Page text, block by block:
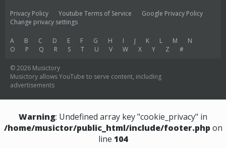
Privacy Policy Youtube Terms of Service
Google Privacy Policy
Change privacy settings
A B C D E F G H I J K L M
N
O
P Q R S T U V W X Y Z #
© 2026 Musictory
Musictory allows YouTube to serve content, including
advertisements
Warning: Undefined array key "cookie_privacy" in
/home/musictor/public_html/include/footer.php on
line 104